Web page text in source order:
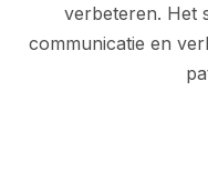
verbeteren. Het
communicatie en